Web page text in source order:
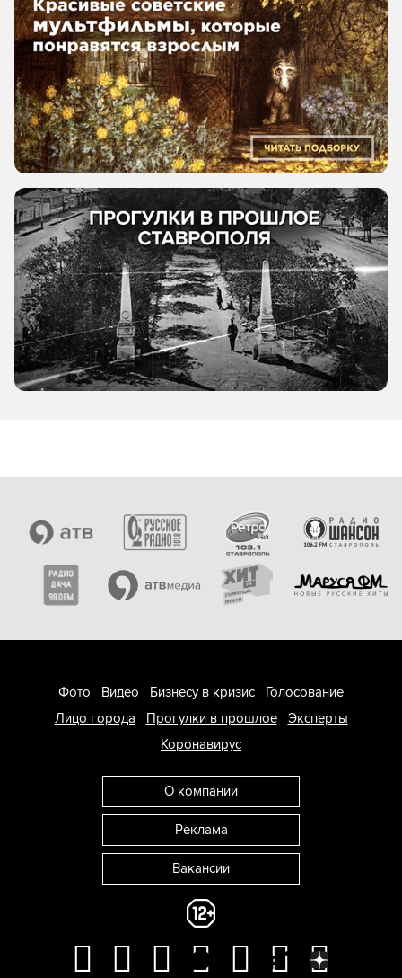
Фото Видео Бизнесу в кризис
Голосование
Лицо города
Прогулки в прошлое
Эксперты
Коронавирус
О компании
Реклама
Вакансии